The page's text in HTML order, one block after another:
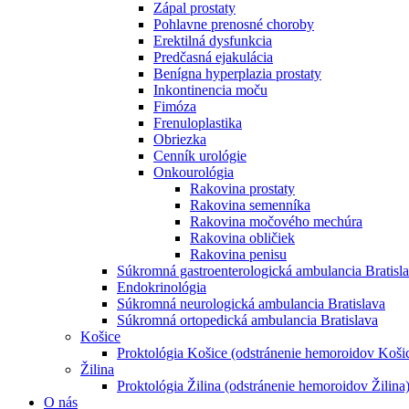
Zápal prostaty
Pohlavne prenosné choroby
Erektilná dysfunkcia
Predčasná ejakulácia
Benígna hyperplazia prostaty
Inkontinencia moču
Fimóza
Frenuloplastika
Obriezka
Cenník urológie
Onkourológia
Rakovina prostaty
Rakovina semenníka
Rakovina močového mechúra
Rakovina obličiek
Rakovina penisu
Súkromná gastroenterologická ambulancia
Endokrinológia
Súkromná neurologická ambulancia Bratislava
Súkromná ortopedická ambulancia Bratislava
Košice
Proktológia Košice (odstránenie hemoroidov
Žilina
Proktológia Žilina (odstránenie hemoroidov Žilina)
O nás